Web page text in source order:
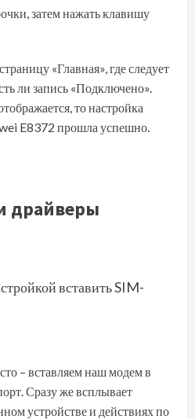
затем нажать клавишу
«Главная», где следует
ли запись «Подключено».
то настройка
E8372 прошла успешно.
драйверы
вставить SIM-
– вставляем наш модем в
Сразу же всплывает
устройстве и действиях по